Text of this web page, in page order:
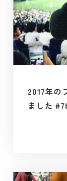
2017年の
ました